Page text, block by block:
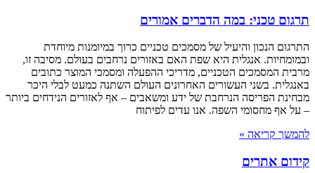
תרגום טכני: במה הדברים אמורים
התרגום הנכון והיעיל של מסמכים טכניים כרוך במיומנות מיוחדת
ובמומחיות. אנגלית היא שפת האם באזורים נרחבים בעולם. מסיבה זו,
מרבית המסמכים הטכניים, מדריכי ההפעלה ומסמכי המוצר כתובים
באנגלית. בשני העשורים האחרונים העולם השתנה כמעט לבלי היכר
מבחינת הפריסה הנרחבת של ידע ומשאבים – אף לאזורים הנידחים ביותר
– על אף מחסומי השפה. אנו עדים לפיתוח
להמשך קריאה »
קידום אתרים